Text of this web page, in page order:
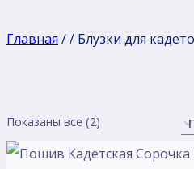
Главная // Блузки для
Показаны все (2)